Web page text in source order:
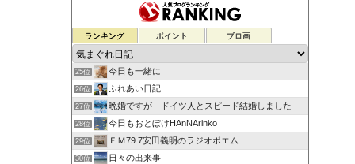
ランキング ポイント ブロ画
25位 今日も一緒に
26位 ふれあい日記
27位 晩婚ですが ドイツ人とスピード結婚しました
28位 今日もおとぼけHAnNArinko
29位 ＦＭ79.7安田義明のラジオポエム 男のつぶやき
30位 日々の出来事